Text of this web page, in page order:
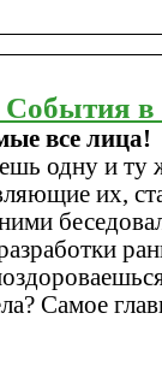
События
все лица!
одну и ту
их,
Самое